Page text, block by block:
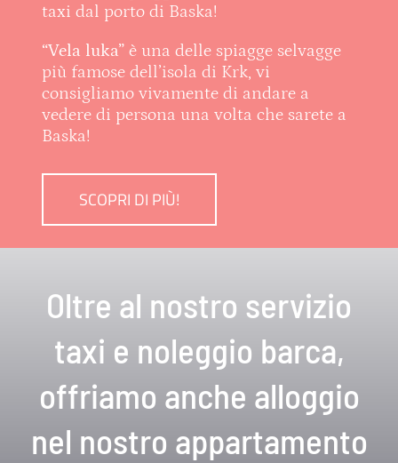
taxi dal porto di Baska!
“Vela luka”è una delle spiagge selvagge
più famose dell’isola di Krk, vi
consigliamo vivamente di andare a
vedere di persona una volta che sarete a
Baska!
SCOPRI DI PIÙ!
Oltre al nostro servizio
taxi e noleggio barca,
offriamo anche alloggio
nel nostro appartamento